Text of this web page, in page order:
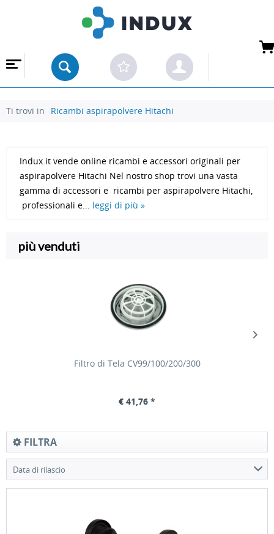
Ti trovi in Ricambi aspirapolvere Hitachi
Indux.it vende online ricambi e accessori originali per
aspirapolvere Hitachi Nel nostro shop trovi una vasta
gamma di accessori e ricambi per aspirapolvere Hitachi,
professionali e... leggi di più »
più venduti
Filtro di Tela CV99/100/200/300
€ 41,76 *
FILTRA
Data di rilascio